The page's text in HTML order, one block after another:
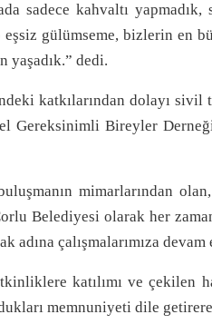
sadece kahvaltı
gülümseme, bizlerin en
yaşadık.” dedi.
katkılarından dolayı
Gereksinimli Bireyler
mimarlarından
Belediyesi olarak her
adına çalışmalarımıza
katılımı ve
memnuniyeti dile